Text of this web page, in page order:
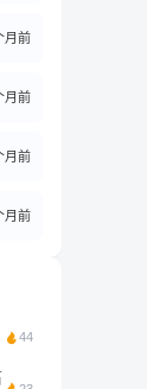
月前
月前
月前
月前
44